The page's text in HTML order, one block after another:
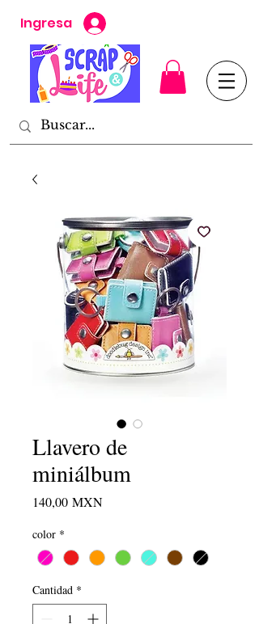
Ingresa
Llavero de
miniálbum
140,00 MXNPrecio
color *
Cantidad *